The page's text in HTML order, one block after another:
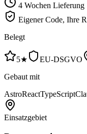
4 Wochen Lieferung
Eigener Code, Ihre
Belegt
5★ EU-DSGVO
Gebaut mit
AstroReactTypeScript
Einsatzgebiet